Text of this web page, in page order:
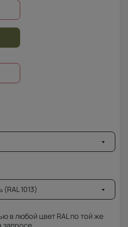
1013)
в любой цвет RAL по той же